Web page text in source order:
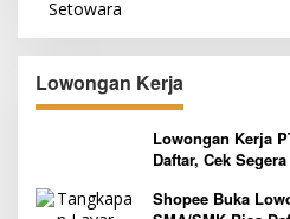
Lowongan Kerja
Lowongan Kerja
Daftar, Cek
Shopee Buka